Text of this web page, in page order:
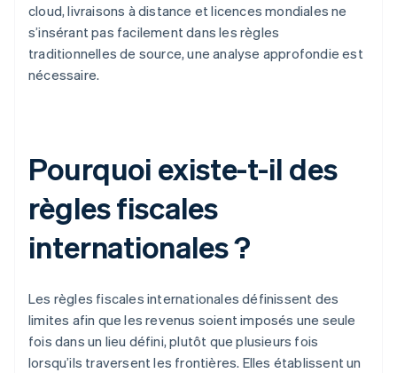
cloud, livraisons à distance et licences mondiales ne
s’insérant pas facilement dans les règles
traditionnelles de source, une analyse approfondie est
nécessaire.
Pourquoi existe-t-il des
règles fiscales
internationales ?
Les règles fiscales internationales définissent des
limites afin que les revenus soient imposés une seule
fois dans un lieu défini, plutôt que plusieurs fois
lorsqu’ils traversent les frontières. Elles établissent un